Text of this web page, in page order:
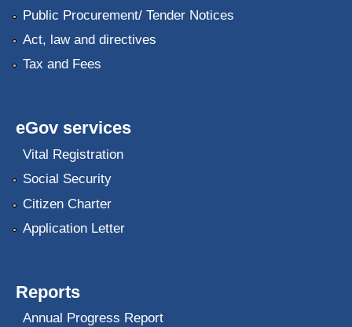
Public Procurement/ Tender Notices
Act, law and directives
Tax and Fees
eGov services
Vital Registration
Social Security
Citizen Charter
Application Letter
Reports
Annual Progress Report